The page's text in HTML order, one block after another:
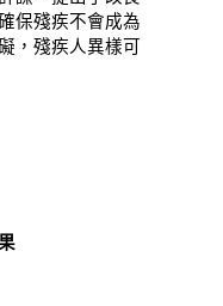
保殘疾不會成為
，殘疾人異樣可